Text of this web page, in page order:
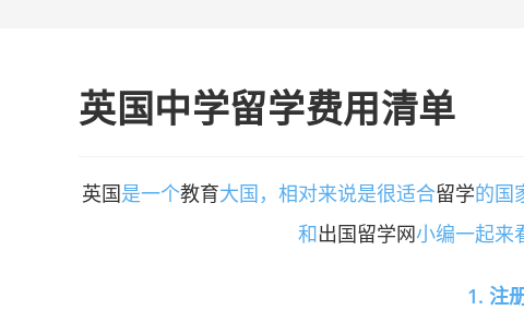
英国中学留学费用清单
英国是一个教育大国，相对来说是很适合留学的国
和出国留学网小编一起来
1. 注